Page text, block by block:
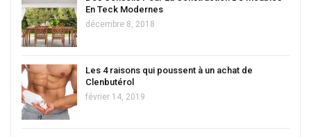
En Teck Modernes
décembre 8, 2018
Les 4 raisons qui poussent à un achat de
Clenbutérol
février 14, 2019